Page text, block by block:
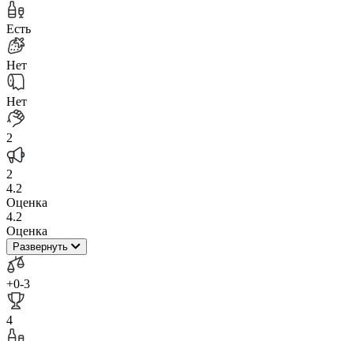
Есть
Нет
Нет
2
2
4.2
Оценка
4.2
Оценка
Развернуть
+0-3
4